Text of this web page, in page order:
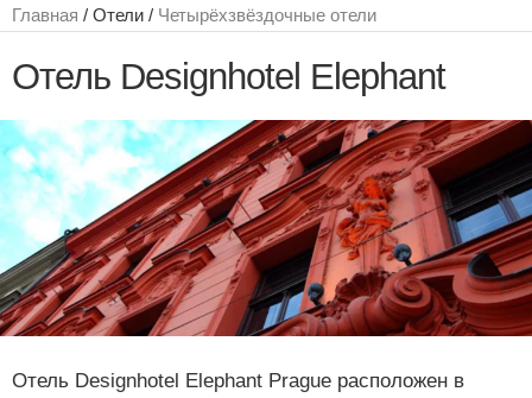
Главная / Отели / Четырёхзвёздочные отели
Отель Designhotel Elephant
Отель Designhotel Elephant Prague расположен в